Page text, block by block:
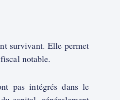
survivant. Elle permet
notable.
pas intégrés dans le